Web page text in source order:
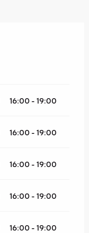
16:00 - 19:00
16:00 - 19:00
16:00 - 19:00
16:00 - 19:00
16:00 - 19:00